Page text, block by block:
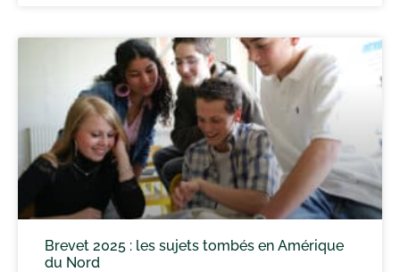
Brevet 2025 : les sujets tombés en Amérique
du Nord